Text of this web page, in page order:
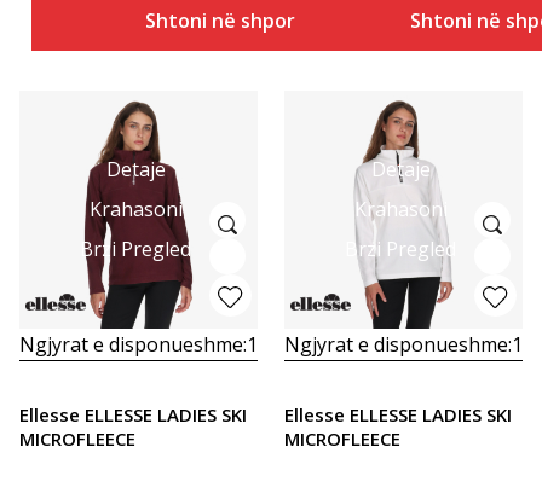
Shtoni në shportë Shtoni në
Detaje
Krahasoni
Brzi Pregled
Ngjyrat e disponueshme:1
Ellesse ELLESSE LADIES SKI
MICROFLEECE
Detaje
Krahasoni
Brzi Pregled
Ngjyrat e disponueshme:1
Ellesse ELLESSE LADIES SKI
MICROFLEECE